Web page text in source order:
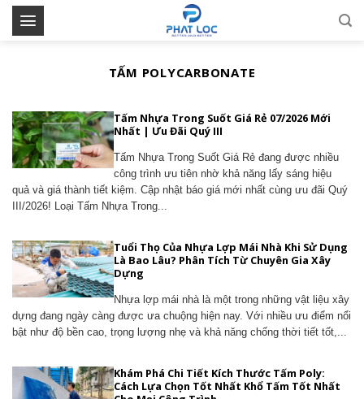
Skip
TẤM POLYCARBONATE
Tấm Nhựa Trong Suốt Giá Rẻ 07/2026 Mới
Nhất | Ưu Đãi Quý III
Tấm Nhựa Trong Suốt Giá Rẻ đang được nhiều
công trình ưu tiên nhờ khả năng lấy sáng hiệu
quả và giá thành tiết kiệm. Cập nhật báo giá mới nhất cùng ưu đãi Quý
III/2026! Loại Tấm Nhựa Trong...
Tuổi Thọ Của Nhựa Lợp Mái Nhà Khi Sử Dụng
Là Bao Lâu? Phân Tích Từ Chuyên Gia Xây
Dựng
Nhựa lợp mái nhà là một trong những vật liệu xây
dựng đang ngày càng được ưa chuộng hiện nay. Với nhiều ưu điểm nổi
bật như độ bền cao, trọng lượng nhẹ và khả năng chống thời tiết tốt,...
Khám Phá Chi Tiết Kích Thước Tấm Poly:
Cách Lựa Chọn Tốt Nhất Khổ Tấm Tốt Nhất